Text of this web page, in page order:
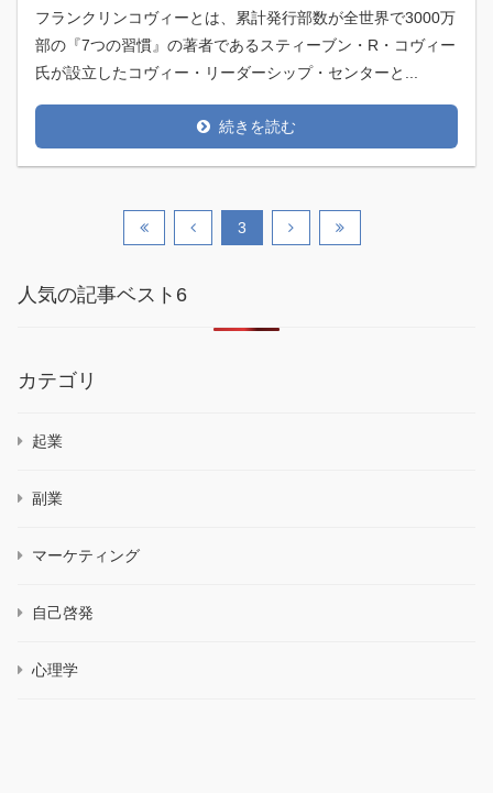
フランクリンコヴィーとは、累計発行部数が全世界で3000万
部の『7つの習慣』の著者であるスティーブン・R・コヴィー
氏が設立したコヴィー・リーダーシップ・センターと...
続きを読む
3
人気の記事ベスト6
カテゴリ
起業
副業
マーケティング
自己啓発
心理学